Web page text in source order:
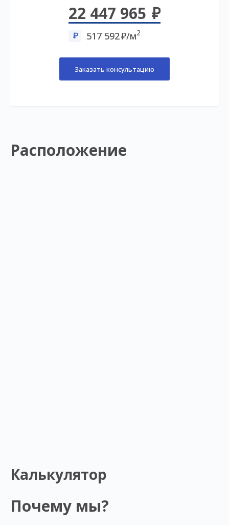
22 447 965
517 592 /м2
Заказать консультацию
Расположение
Калькулятор
Почему мы?